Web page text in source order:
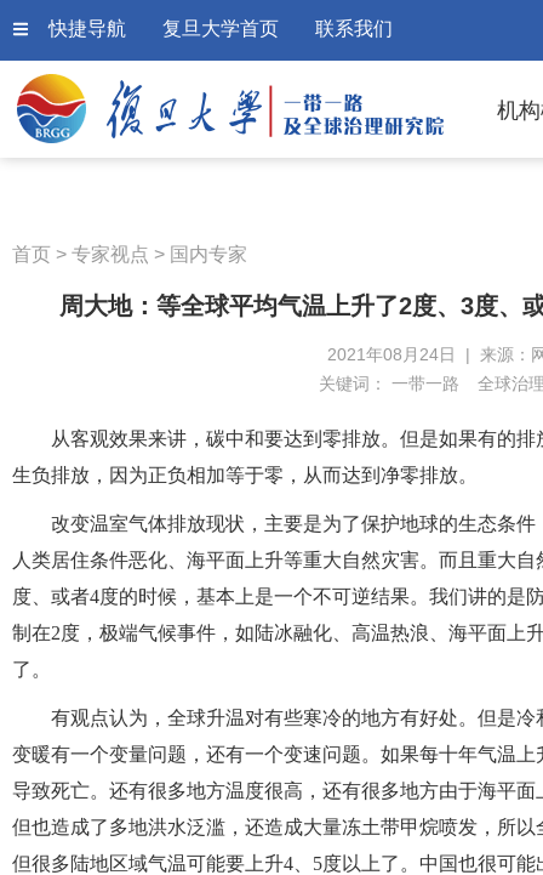
快捷导航 复旦大学首页 联系我们
机
首页 > 专家视点 > 国内专家
周大地：等全球平均气温上升了2度、3度、
2021年08月24日 | 来源：
关键词： 一带一路 全球治
从客观效果来讲，碳中和要达到零排放。但是如果有的
生负排放，因为正负相加等于零，从而达到净零排放。
改变温室气体排放现状，主要是为了保护地球的生态条
人类居住条件恶化、海平面上升等重大自然灾害。而且重大
度、或者4度的时候，基本上是一个不可逆结果。我们讲的是
制在2度，极端气候事件，如陆冰融化、高温热浪、海平面上
了。
有观点认为，全球升温对有些寒冷的地方有好处。但是
变暖有一个变量问题，还有一个变速问题。如果每十年气温
导致死亡。还有很多地方温度很高，还有很多地方由于海平
但也造成了多地洪水泛滥，还造成大量冻土带甲烷喷发，所
但很多陆地区域气温可能要上升4、5度以上了。中国也很可